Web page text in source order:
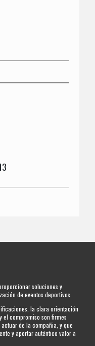
soluciones y
de eventos deportivos.
la clara orientación
el compromiso son firmes
de la compañia, y que
y aportar auténtico valor a